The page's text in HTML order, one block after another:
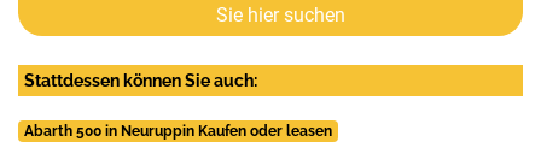
Sie hier suchen
Stattdessen können Sie auch:
Abarth 500 in Neuruppin Kaufen oder leasen